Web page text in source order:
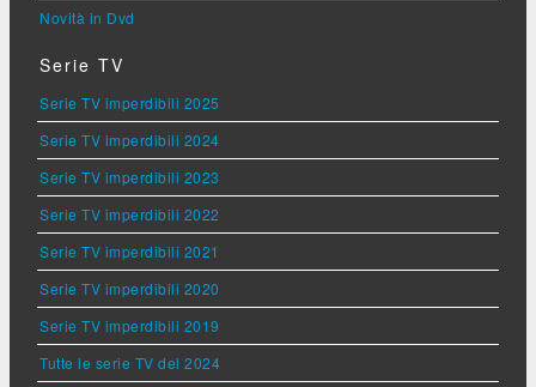
Novità in Dvd
Serie TV
Serie TV imperdibili 2025
Serie TV imperdibili 2024
Serie TV imperdibili 2023
Serie TV imperdibili 2022
Serie TV imperdibili 2021
Serie TV imperdibili 2020
Serie TV imperdibili 2019
Tutte le serie TV del 2024